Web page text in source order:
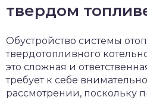
твердом
Обустройство системы
твердотопливного
это сложная и
требует к себе
рассмотрении, поскольку